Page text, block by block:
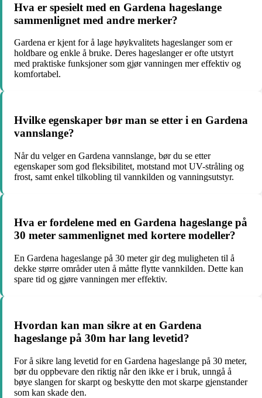
Hva er spesielt med en Gardena hageslange
sammenlignet med andre merker?
Gardena er kjent for å lage høykvalitets hageslanger som er
holdbare og enkle å bruke. Deres hageslanger er ofte utstyrt
med praktiske funksjoner som gjør vanningen mer effektiv og
komfortabel.
Hvilke egenskaper bør man se etter i en Gardena
vannslange?
Når du velger en Gardena vannslange, bør du se etter
egenskaper som god fleksibilitet, motstand mot UV-stråling og
frost, samt enkel tilkobling til vannkilden og vanningsutstyr.
Hva er fordelene med en Gardena hageslange på
30 meter sammenlignet med kortere modeller?
En Gardena hageslange på 30 meter gir deg muligheten til å
dekke større områder uten å måtte flytte vannkilden. Dette kan
spare tid og gjøre vanningen mer effektiv.
Hvordan kan man sikre at en Gardena
hageslange på 30m har lang levetid?
For å sikre lang levetid for en Gardena hageslange på 30 meter,
bør du oppbevare den riktig når den ikke er i bruk, unngå å
bøye slangen for skarpt og beskytte den mot skarpe gjenstander
som kan skade den.